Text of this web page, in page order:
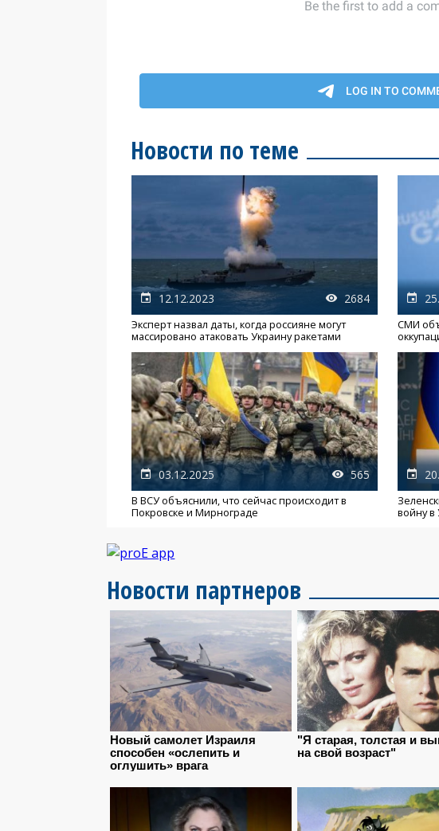
Новости по теме
12.12.2023 2684
Эксперт назвал даты, когда россияне могут
массировано атаковать Украину ракетами
СМИ
03.12.2025 565
В ВСУ объяснили, что сейчас происходит в
Покровске и Мирнограде
войну в
Новости партнеров